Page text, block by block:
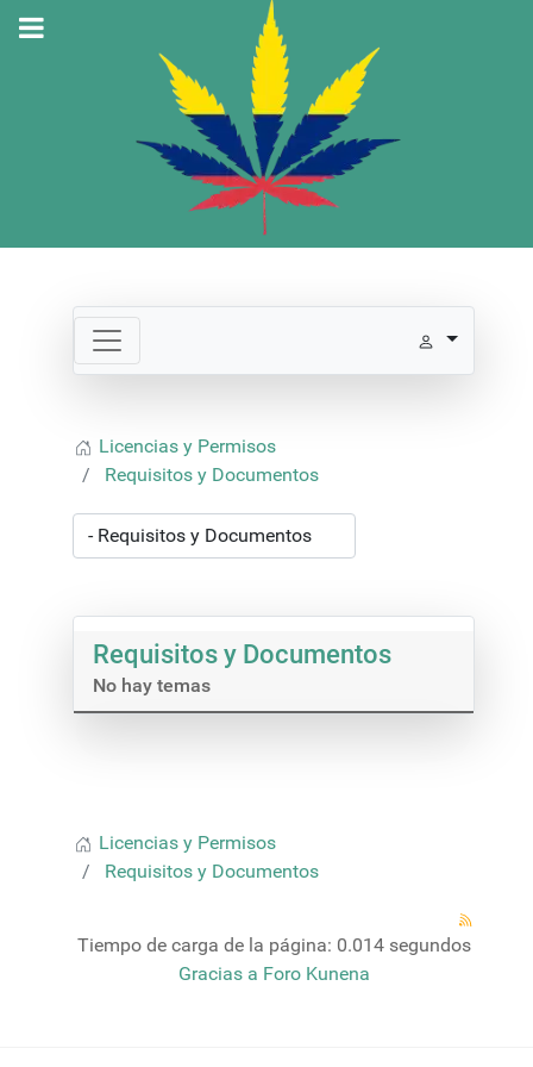
Licencias y Permisos
Requisitos y Documentos
Requisitos y Documentos
No hay temas
Licencias y Permisos
Requisitos y Documentos
Tiempo de carga de la página: 0.014 segundos
Gracias a Foro Kunena